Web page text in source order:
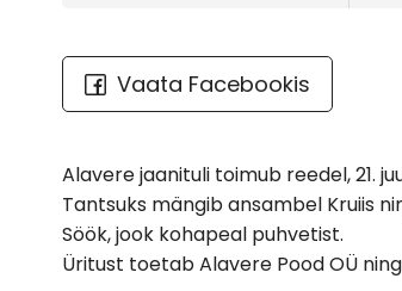
Vaata Facebookis
Alavere jaanituli toimub reedel, 21.
Tantsuks mängib ansambel Kruiis
Söök, jook kohapeal puhvetist.
Üritust toetab Alavere Pood OÜ